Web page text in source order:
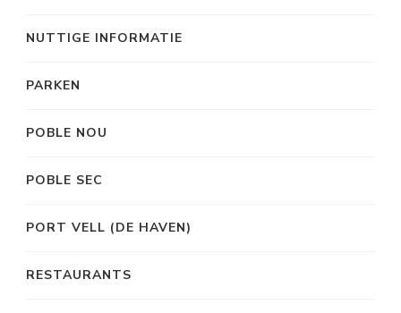
NUTTIGE INFORMATIE
PARKEN
POBLE NOU
POBLE SEC
PORT VELL (DE HAVEN)
RESTAURANTS